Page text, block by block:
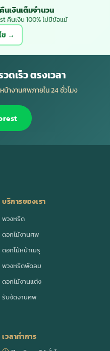
นเงินเต็มจำนวน
คืนเงิน 100% ไม่มีข้อแม้
ข →
เร็ว ตรงเวลา
างานศพภายใน 24 ชั่วโมง
บริการของเรา
พวงหรีด
ดอกไม้งานศพ
ดอกไม้หน้าเมรุ
พวงหรีดพัดลม
ดอกไม้งานแต่ง
รับจัดงานศพ
เวลาทำการ